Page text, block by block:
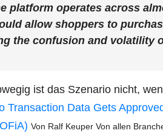
plat­form ope­ra­tes across
allow shop­pers to
the con­fu­si­on and vola­ti­li­ty
ist das Sze­na­rio nicht,
Tran­sac­tion Data Gets
Von Ralf Keu­per Von allen